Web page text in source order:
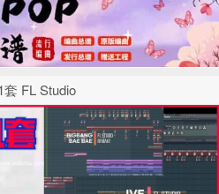
FL Studio